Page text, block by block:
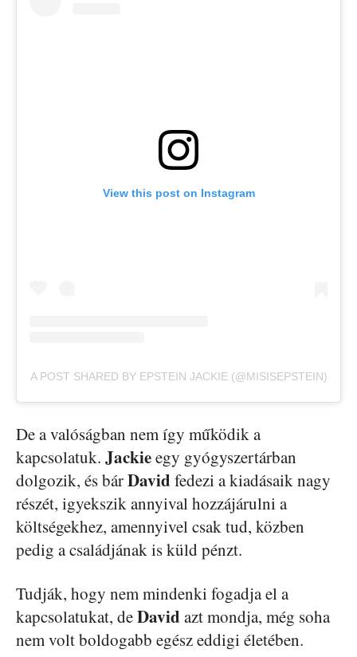
View this post on Instagram
A POST SHARED BY EPSTEIN JACKIE (@MISISEPSTEIN)
De a valóságban nem így működik a
kapcsolatuk. Jackieegy gyógyszertárban
dolgozik, és bárDavid fedezi a kiadásaik nagy
részét, igyekszik annyival hozzájárulni a
költségekhez, amennyivel csak tud, közben
pedig a családjának is küld pénzt.
Tudják, hogy nem mindenki fogadja el a
kapcsolatukat, deDavid azt mondja, még soha
nem volt boldogabb egész eddigi életében.